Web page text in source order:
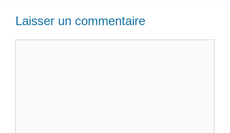
Laisser un commentaire